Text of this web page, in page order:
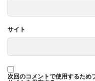
サイト
次回のコメントで使用するため